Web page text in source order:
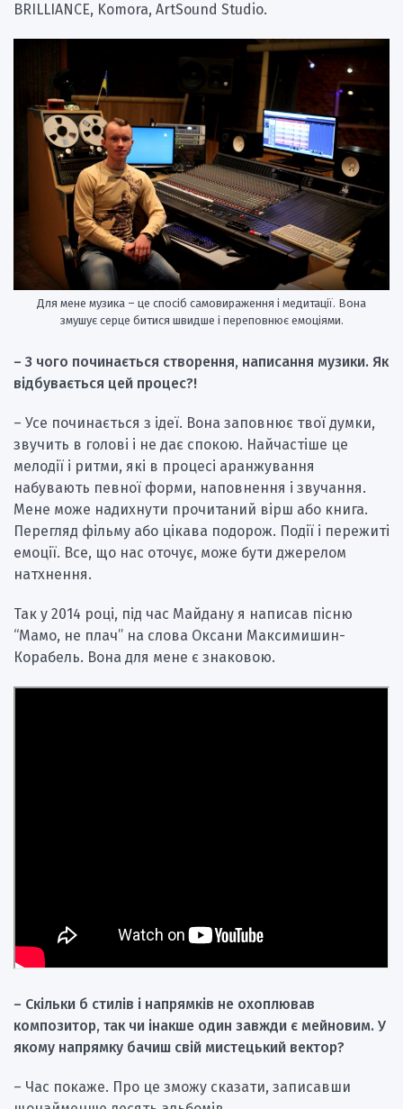
BRILLIANCE, Komora, ArtSound Studio.
Для мене музика – це спосіб самовираження і медитації. Вона
змушує серце битися швидше і переповнює емоціями.
– З чого починається створення, написання музики. Як
відбувається цей процес?!
– Усе починається з ідеї. Вона заповнює твої думки,
звучить в голові і не дає спокою. Найчастіше це
мелодії і ритми, які в процесі аранжування
набувають певної форми, наповнення і звучання.
Мене може надихнути прочитаний вірш або книга.
Перегляд фільму або цікава подорож. Події і пережиті
емоції. Все, що нас оточує, може бути джерелом
натхнення.
Так у 2014 році, під час Майдану я написав пісню
“Мамо, не плач” на слова Оксани Максимишин-
Корабель. Вона для мене є знаковою.
– Скільки б стилів і напрямків не охоплював
композитор, так чи інакше один завжди є мейновим. У
якому напрямку бачиш свій мистецький вектор?
– Час покаже. Про це зможу сказати, записавши